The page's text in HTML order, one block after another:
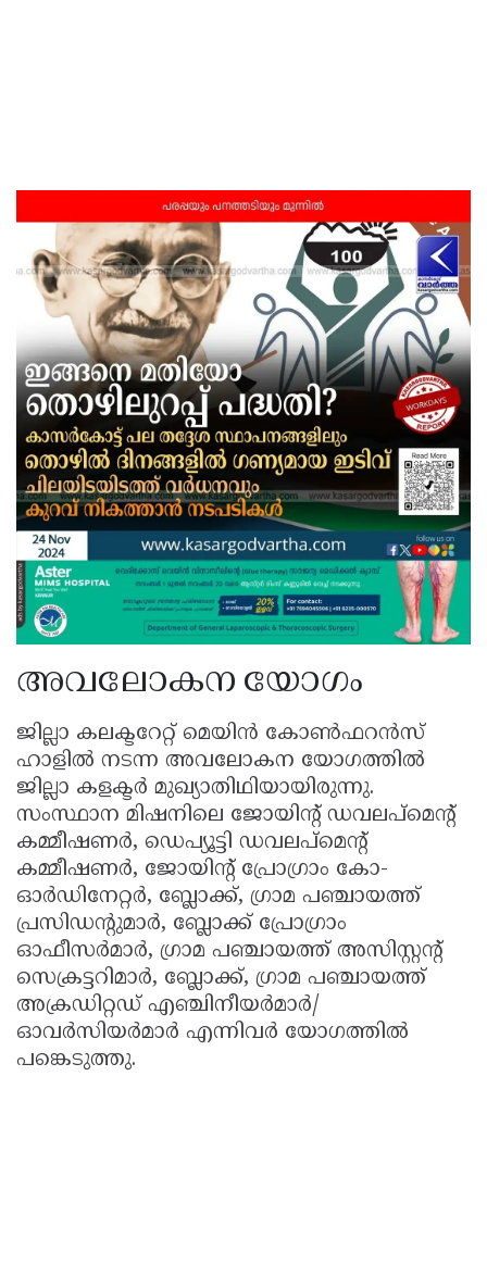
അവലോകന യോഗം
ജില്ലാ കലക്ടറേറ്റ് മെയിൻ കോൺഫറൻസ്
ഹാളിൽ നടന്ന അവലോകന യോഗത്തിൽ
ജില്ലാ കളക്ടർ മുഖ്യാതിഥിയായിരുന്നു.
സംസ്ഥാന മിഷനിലെ ജോയിന്റ് ഡവലപ്മെന്റ്
കമ്മീഷണർ, ഡെപ്യൂട്ടി ഡവലപ്മെന്റ്
കമ്മീഷണർ, ജോയിന്റ് പ്രോഗ്രാം കോ-
ഓർഡിനേറ്റർ, ബ്ലോക്ക്, ഗ്രാമ പഞ്ചായത്ത്
പ്രസിഡന്റുമാർ, ബ്ലോക്ക് പ്രോഗ്രാം
ഓഫീസർമാർ, ഗ്രാമ പഞ്ചായത്ത് അസിസ്റ്റന്റ്
സെക്രട്ടറിമാർ, ബ്ലോക്ക്, ഗ്രാമ പഞ്ചായത്ത്
അക്രഡിറ്റഡ് എഞ്ചിനീയർമാർ/
ഓവർസിയർമാർ എന്നിവർ യോഗത്തിൽ
പങ്കെടുത്തു.